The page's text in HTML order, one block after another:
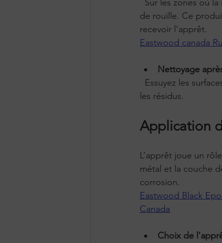
de rouille. Ce
recevoir l’apprêt.
Eastwood canada
Nettoyage
les résidus.
Application
L’apprêt joue un
métal et la couche
corrosion.
Eastwood Black
Canada
Choix de